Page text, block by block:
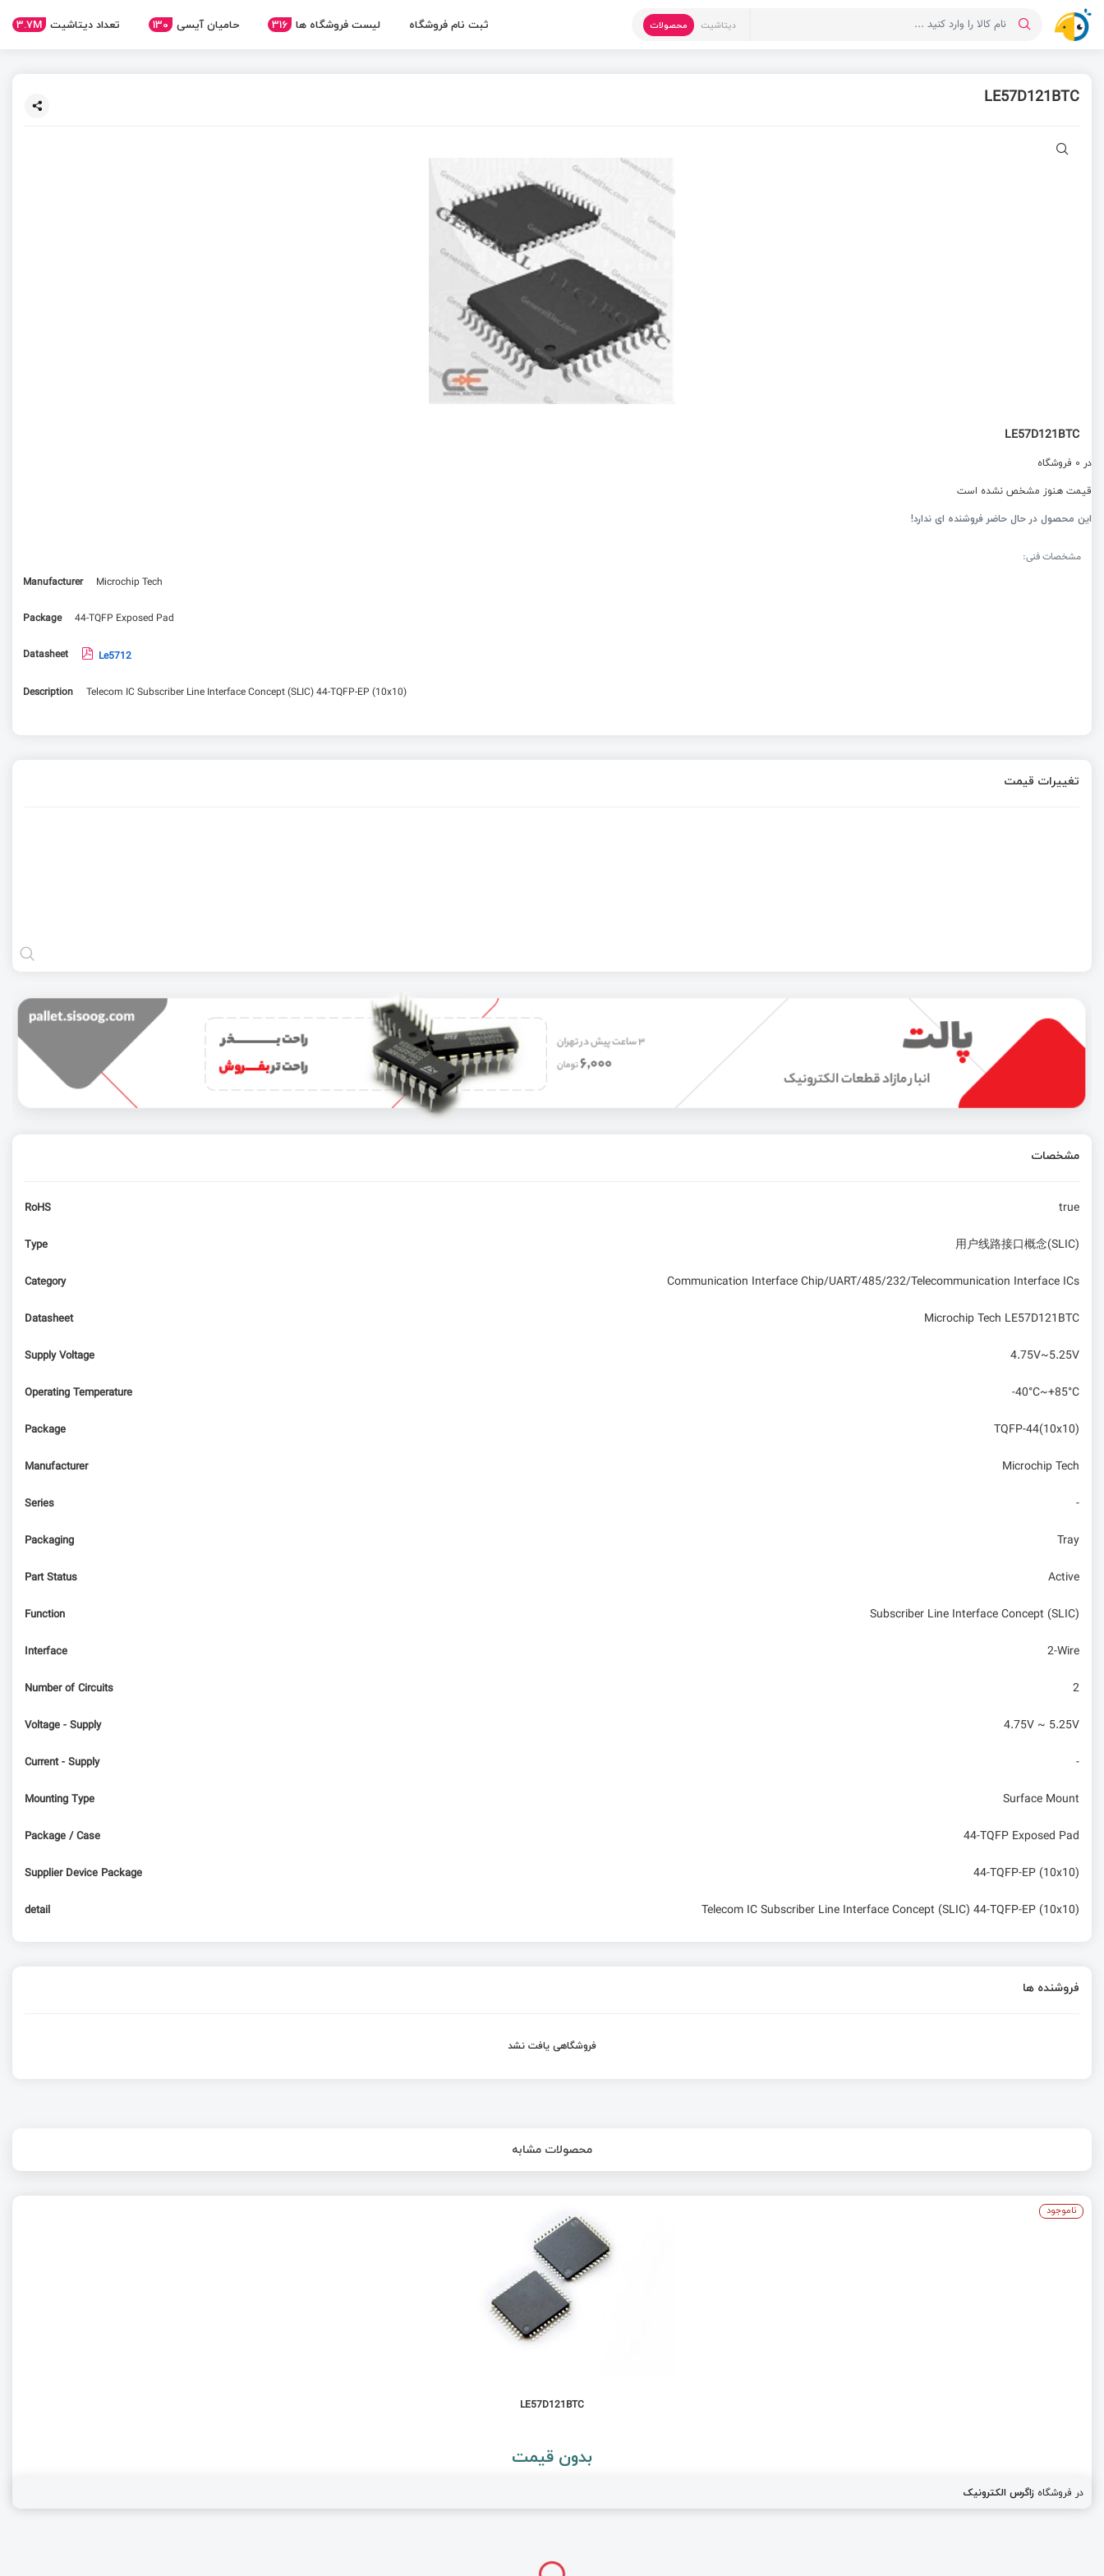
دیتاشیت محصولات ثبت نام فروشگاه لیست فروشگاه ها 316 حامیان آیسی 130 تعداد دیتاشیت 3.7M
LE57D121BTC
LE57D121BTC
در 0 فروشگاه
قیمت هنوز مشخص نشده است
این محصول در حال حاضر فروشنده ای ندارد!
مشخصات فنی:
Manufacturer
Microchip Tech
Package 44-TQFP Exposed Pad
Datasheet Le5712
Description Telecom IC Subscriber Line Interface Concept (SLIC) 44-TQFP-EP (10x10)
تغییرات قیمت
مشخصات
RoHS true
Type 用户线路接口概念(SLIC)
Category Communication Interface Chip/UART/485/232/Telecommunication Interface ICs
Datasheet Microchip Tech LE57D121BTC
Supply Voltage 4.75V~5.25V
Operating Temperature -40°C~+85°C
Package TQFP-44(10x10)
Manufacturer Microchip Tech
Series -
Packaging Tray
Part Status Active
Function Subscriber Line Interface Concept (SLIC)
Interface 2-Wire
Number of Circuits 2
Voltage - Supply 4.75V ~ 5.25V
Current - Supply -
Mounting Type Surface Mount
Package / Case 44-TQFP Exposed Pad
Supplier Device Package 44-TQFP-EP (10x10)
detail Telecom IC Subscriber Line Interface Concept (SLIC) 44-TQFP-EP (10x10)
فروشنده ها
فروشگاهی یافت نشد
محصولات مشابه
LE57D121BTC
بدون قیمت
در فروشگاه زاگرس الکترونیک
ناموجود